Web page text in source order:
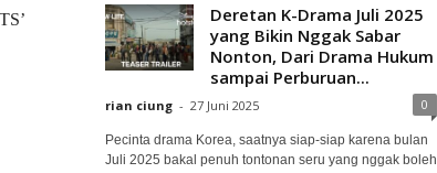
Deretan K-Drama Juli 2025
yang Bikin Nggak Sabar
Nonton, Dari Drama Hukum
sampai Perburuan...
rian ciung - 27 Juni 2025 0
Pecinta drama Korea, saatnya siap-siap karena bulan
Juli 2025 bakal penuh tontonan seru yang nggak boleh